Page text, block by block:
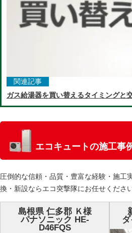
関連記事
ガス給湯器を買い替えるタイミングと
エコキュートの施工事
圧倒的な信頼・品質・豊富な経験・施⼯
換・新設ならエコ突撃隊にお任せくださ
島根県 仁多郡 Ｋ様
パナソニック HE-
D46FQS